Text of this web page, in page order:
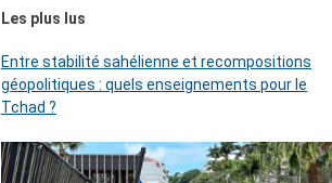
Les plus lus
Entre stabilité sahélienne et recompositions
géopolitiques : quels enseignements pour le
Tchad ?